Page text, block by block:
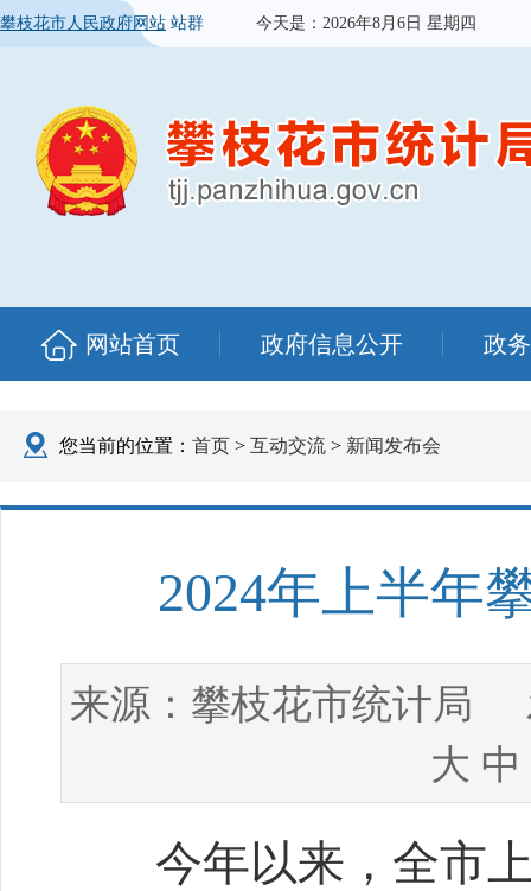
攀枝花市人民政府网站 站群 今天是： 2026年8月6日 星期四
网站首页 政府信息公开 政
您当前的位置： 首页 > 互动交流 > 新闻发布会
2024年上半年
来源： 攀枝花市统计局
大 中
今年以来，全市上